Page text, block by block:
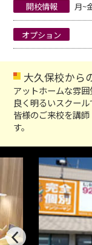
開校情報 月~
オプション
大久保校から
アットホームな雰
良く明るいスクール
皆様のご来校を講
す。